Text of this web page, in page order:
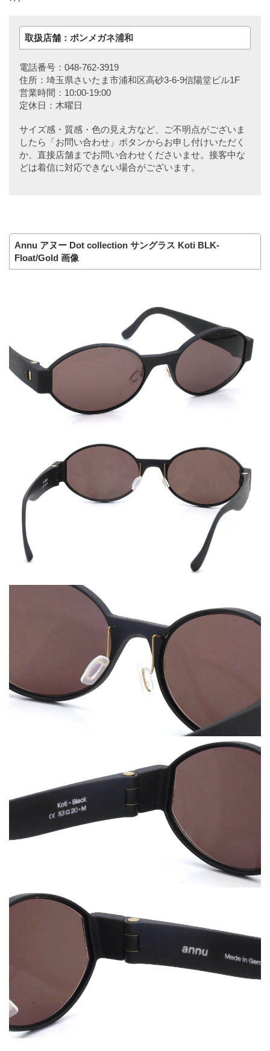
取扱店舗：ポンメガネ浦和
電話番号：048-762-3919
住所：埼玉県さいたま市浦和区高砂3-6-9信陽堂ビル1F
営業時間：10:00-19:00
定休日：木曜日
サイズ感・質感・色の見え方など、ご不明点がございま
したら「お問い合わせ」ボタンからお申し付けいただく
か、直接店舗までお問い合わせくださいませ。接客中な
どは着信に対応できない場合がございます。
Annu アヌー Dot collection サングラス Koti BLK-
Float/Gold 画像